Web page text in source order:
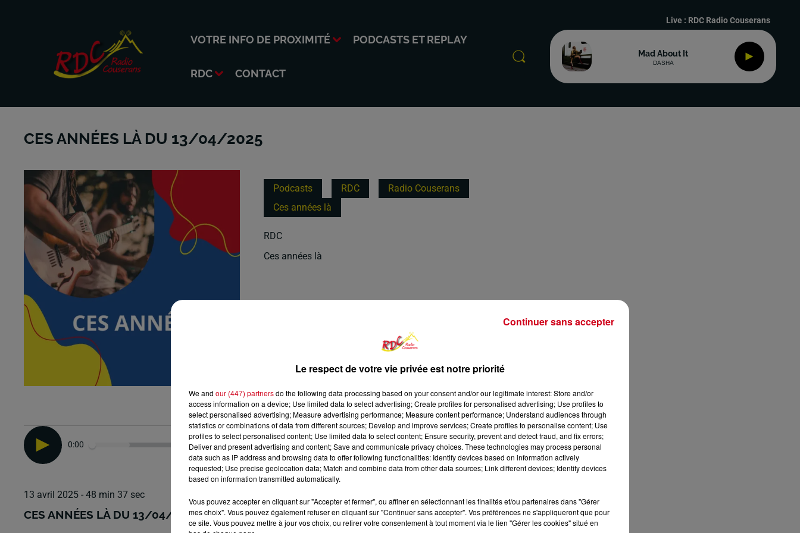
VOTRE INFO DE PROXIMITÉ PODCASTS ET REPLAY
RDC CONTACT
Live : RDC Radio Couserans
Mad About It
DASHA
CES ANNÉES LÀ DU 13/04/2025
Podcasts RDC
Radio Couserans
Ces années là
RDC
Ces années là
0:00 48 min 37 sec
13 avril 2025 - 48 min 37 sec
CES ANNÉES LÀ DU 13/04/2025
Le respect de votre vie privée est notre priorité
We and our (447) partnersdo the following data processing based on your consent and/or our legitimate interest: Store and/or
access information on a device; Use limited data to select advertising; Create profiles for personalised advertising; Use profiles to
select personalised advertising; Measure advertising performance; Measure content performance; Understand audiences through
statistics or combinations of data from different sources; Develop and improve services; Create profiles to personalise content; Use
profiles to select personalised content; Use limited data to select content; Ensure security, prevent and detect fraud, and fix errors;
Deliver and present advertising and content; Save and communicate privacy choices. These technologies may process personal
data such as IP address and browsing data to offer following functionalities: Identify devices based on information actively
requested; Use precise geolocation data; Match and combine data from other data sources; Link different devices; Identify devices
based on information transmitted automatically.
Vous pouvez accepter en cliquant sur "Accepter et fermer", ou affiner en sélectionnant les finalités et/ou partenaires dans "Gérer
mes choix". Vous pouvez également refuser en cliquant sur "Continuer sans accepter". Vos préférences ne s'appliqueront que pour
ce site. Vous pouvez mettre à jour vos choix, ou retirer votre consentement à tout moment via le lien "Gérer les cookies" situé en
Continuer sans accepter